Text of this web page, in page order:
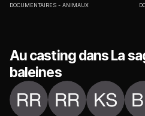
DOCUMENTAIRES ANIMAUX
Au casting dans La
baleines